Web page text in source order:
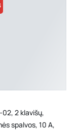
02, 2 klavišų,
spalvos, 10 A,